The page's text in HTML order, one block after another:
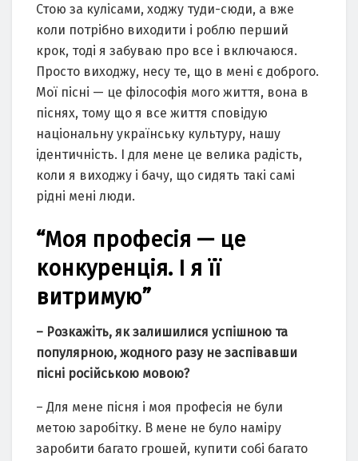
Стою за кулісами, ходжу туди-сюди, а вже
коли потрібно виходити і роблю перший
крок, тоді я забуваю про все і включаюся.
Просто виходжу, несу те, що в мені є доброго.
Мої пісні — це філософія мого життя, вона в
піснях, тому що я все життя сповідую
національну українську культуру, нашу
ідентичність. І для мене це велика радість,
коли я виходжу і бачу, що сидять такі самі
рідні мені люди.
“Моя професія — це
конкуренція. І я її
витримую”
– Розкажіть, як залишилися успішною та
популярною, жодного разу не заспівавши
пісні російською мовою?
– Для мене пісня і моя професія не були
метою заробітку. В мене не було наміру
заробити багато грошей, купити собі багато